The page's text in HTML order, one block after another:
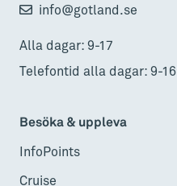
info@gotland.se
Alla dagar: 9-17
Telefontid alla dagar: 9-16
Besöka & uppleva
InfoPoints
Cruise